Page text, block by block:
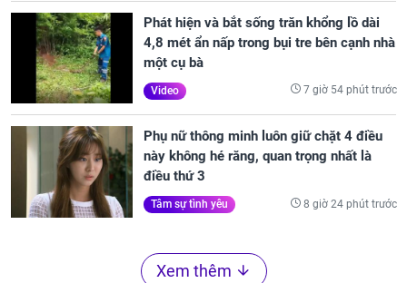
Phát hiện và bắt sống trăn khổng lồ dài
4,8 mét ẩn nấp trong bụi tre bên cạnh nhà
một cụ bà
Video 7 giờ 54 phút trước
Phụ nữ thông minh luôn giữ chặt 4 điều
này không hé răng, quan trọng nhất là
điều thứ 3
Tâm sự tình yêu 8 giờ 24 phút trước
Xem thêm